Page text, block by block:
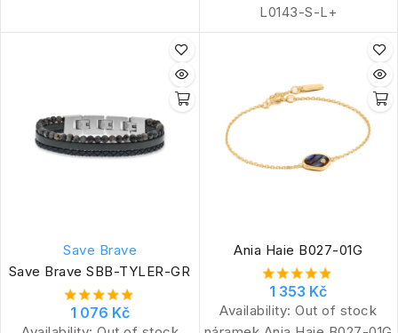
L0143-S-L+
Save Brave
Save Brave SBB-TYLER-GR
1 076 Kč
Ania Haie B027-01G
1 353 Kč
Availability: Out of stock